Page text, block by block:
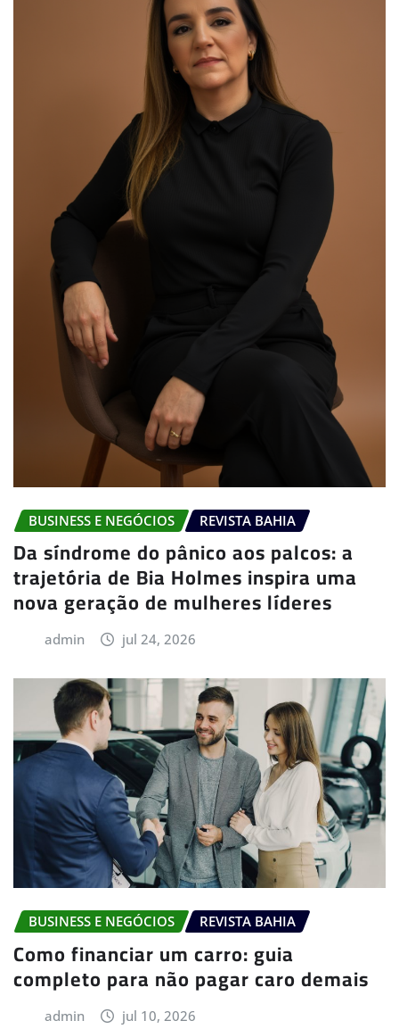
BUSINESS E NEGÓCIOS REVISTA BAHIA
Da síndrome do pânico aos palcos: a
trajetória de Bia Holmes inspira uma
nova geração de mulheres líderes
admin jul 24, 2026
BUSINESS E NEGÓCIOS REVISTA BAHIA
Como financiar um carro: guia
completo para não pagar caro demais
admin jul 10, 2026